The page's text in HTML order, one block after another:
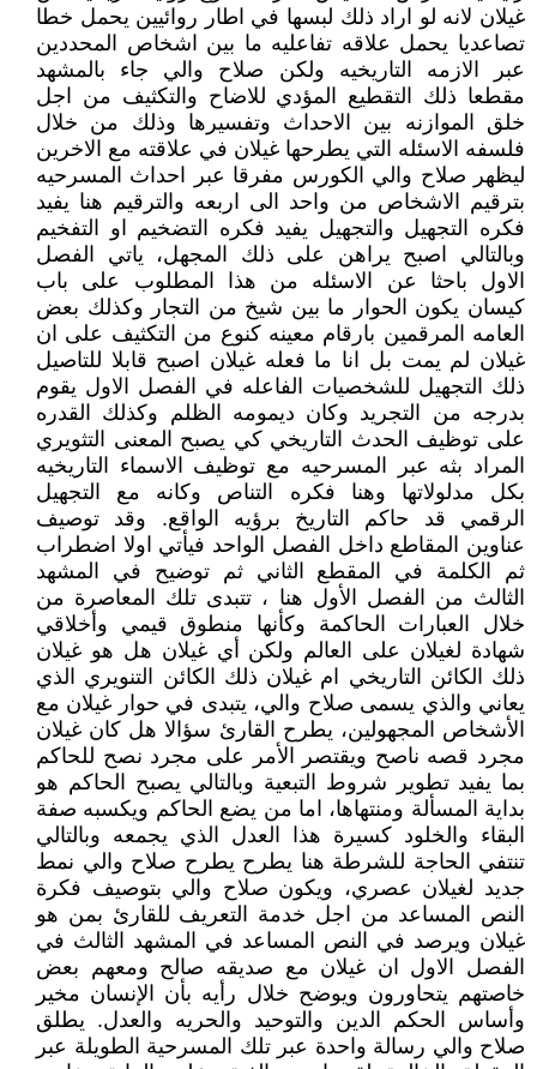
غيلان لانه لو اراد ذلك لبسها في اطار روائيين يحمل خطا
تصاعديا يحمل علاقه تفاعليه ما بين اشخاص المحددين
عبر الازمه التاريخيه ولكن صلاح والي جاء بالمشهد
مقطعا ذلك التقطيع المؤدي للاضاح والتكثيف من اجل
خلق الموازنه بين الاحداث وتفسيرها وذلك من خلال
فلسفه الاسئله التي يطرحها غيلان في علاقته مع الاخرين
ليظهر صلاح والي الكورس مفرقا عبر احداث المسرحيه
بترقيم الاشخاص من واحد الى اربعه والترقيم هنا يفيد
فكره التجهيل والتجهيل يفيد فكره التضخيم او التفخيم
وبالتالي اصبح يراهن على ذلك المجهل، ياتي الفصل
الاول باحثا عن الاسئله من هذا المطلوب على باب
كيسان يكون الحوار ما بين شيخ من التجار وكذلك بعض
العامه المرقمين بارقام معينه كنوع من التكثيف على ان
غيلان لم يمت بل انا ما فعله غيلان اصبح قابلا للتاصيل
ذلك التجهيل للشخصيات الفاعله في الفصل الاول يقوم
بدرجه من التجريد وكان ديمومه الظلم وكذلك القدره
على توظيف الحدث التاريخي كي يصبح المعنى التثويري
المراد بثه عبر المسرحيه مع توظيف الاسماء التاريخيه
بكل مدلولاتها وهنا فكره التناص وكانه مع التجهيل
الرقمي قد حاكم التاريخ برؤيه الواقع. وقد توصيف
عناوين المقاطع داخل الفصل الواحد فيأتي اولا اضطراب
ثم الكلمة في المقطع الثاني ثم توضيح في المشهد
الثالث من الفصل الأول هنا ، تتبدى تلك المعاصرة من
خلال العبارات الحاكمة وكأنها منطوق قيمي وأخلاقي
شهادة لغيلان على العالم ولكن أي غيلان هل هو غيلان
ذلك الكائن التاريخي ام غيلان ذلك الكائن التنويري الذي
يعاني والذي يسمى صلاح والي، يتبدى في حوار غيلان مع
الأشخاص المجهولين، يطرح القارئ سؤالا هل كان غيلان
مجرد قصه ناصح ويقتصر الأمر على مجرد نصح للحاكم
بما يفيد تطوير شروط التبعية وبالتالي يصبح الحاكم هو
بداية المسألة ومنتهاها، اما من يضع الحاكم ويكسبه صفة
البقاء والخلود كسيرة هذا العدل الذي يجمعه وبالتالي
تنتفي الحاجة للشرطة هنا يطرح يطرح صلاح والي نمط
جديد لغيلان عصري، ويكون صلاح والي بتوصيف فكرة
النص المساعد من اجل خدمة التعريف للقارئ بمن هو
غيلان ويرصد في النص المساعد في المشهد الثالث في
الفصل الاول ان غيلان مع صديقه صالح ومعهم بعض
خاصتهم يتحاورون ويوضح خلال رأيه بأن الإنسان مخير
وأساس الحكم الدين والتوحيد والحريه والعدل. يطلق
صلاح والي رسالة واحدة عبر تلك المسرحية الطويلة عبر